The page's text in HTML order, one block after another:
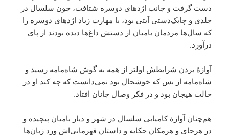
دست گرفت و جانب اژدهای دوسره شتافت، چون سلسال در
جلدی و چابک‌دستی آیتی بود، با مهارت زیاد اژدهای دوسره را
که سال‌ها مردمان بامیان از دستش داغ‌ها دیده بودند از پای
درآورد.
آوازۀ بردن شرایطش اولتر از همه به گوش شاه‌مامه رسید و
شاه‌مامه از بس که خوشحال بود نمی‌دانست که چه کند او در
حالت هیجان بود و در فکر وصال جانان افتاد.
هم‌چنان آوازۀ کامیابی سلسال در شهر و دیار بامیان پیچیده و
در هرجای و هرمکان حکایه و داستان قهرمانی‌اش ورد زبان‌ها